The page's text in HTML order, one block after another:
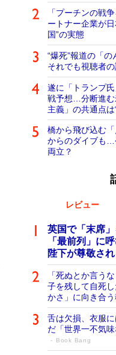
「プーチンの戦
ートナー企業が
国”の実態
“爆死”報道の「
それでも視聴者
遂に「トランプ
戦予想…分断進む
主義」の共通点
橋から飛び込む
からのダイブも…
両立？
レビュー
英国で「末席
「最前列」に
陛下が尊敬さ
「死ぬとか言う
子を残して自死
かさ」に向き合
舌は欠損、衣服
だ「世界一不気
Book Bang